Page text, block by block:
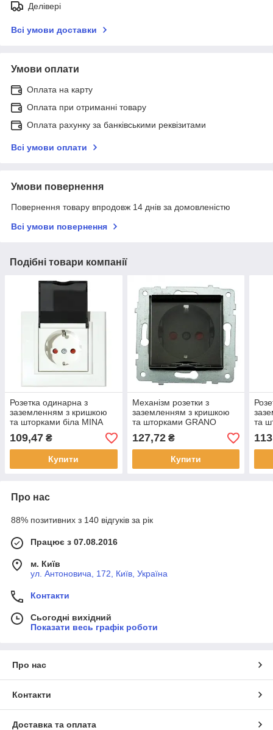
Делівері
Всі умови доставки
Умови оплати
Оплата на карту
Оплата при отриманні товару
Оплата рахунку за банківськими реквізитами
Всі умови оплати
Умови повернення
Повернення товару впродовж 14 днів за домовленістю
Всі умови повернення
Подібні товари компанії
Розетка одинарна з
заземленням з кришкою
та шторками біла MINA
109,47 ₴
Купити
Механізм розетки з
заземленням з кришкою
та шторками GRANO
чорний
127,72₴
Купити
та
Про нас
88% позитивних з 140 відгуків за рік
Працює з 07.08.2016
м. Київ
ул. Антоновича, 172, Київ, Україна
Контакти
Сьогодні вихідний
Показати весь графік роботи
Про нас
Контакти
Доставка та оплата